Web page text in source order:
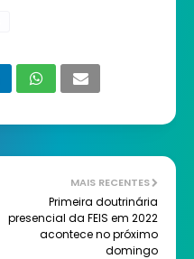
MAIS RECENTES
Primeira doutrinária
presencial da FEIS em 2022
acontece no próximo
domingo